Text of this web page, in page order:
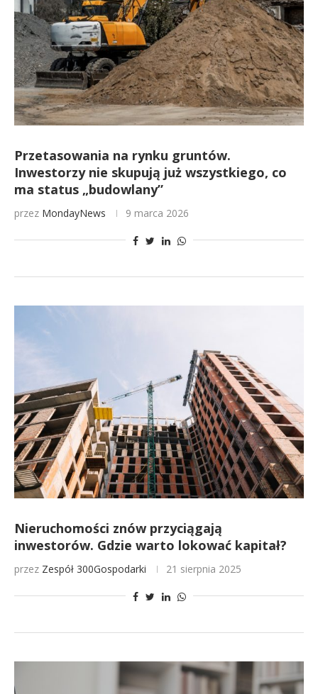
Przetasowania na rynku gruntów.
Inwestorzy nie skupują już wszystkiego, co
ma status „budowlany”
przez MondayNews 9 marca 2026
Nieruchomości znów przyciągają
inwestorów. Gdzie warto lokować kapitał?
przez Zespół 300Gospodarki 21 sierpnia 2025